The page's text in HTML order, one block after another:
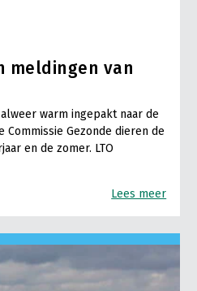
meldingen van
warm ingepakt naar de
Gezonde dieren de
en de zomer. LTO
Lees meer